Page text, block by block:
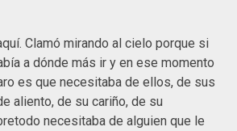
Clamó mirando al cielo porque si
a dónde más ir y en ese momento
es que necesitaba de ellos, de sus
aliento, de su cariño, de su
necesitaba de alguien que le